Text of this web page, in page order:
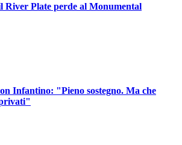
River Plate perde al Monumental
Infantino: "Pieno sostegno. Ma che